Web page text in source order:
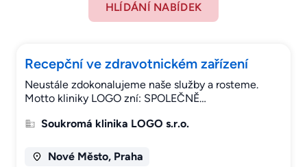
HLÍDÁNÍ NABÍDEK
Recepční ve zdravotnickém zařízení
Neustále zdokonalujeme naše služby a rosteme.
Motto kliniky LOGO zní: SPOLEČNĚ…
Soukromá klinika LOGO s.r.o.
Nové Město, Praha